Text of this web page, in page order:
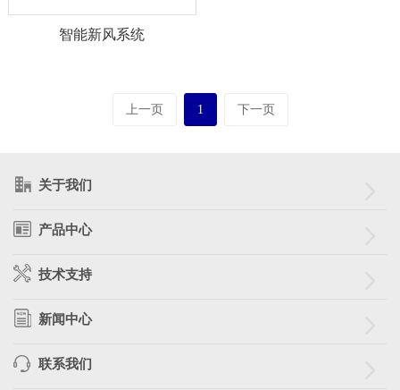
智能新风系统
上一页 1 下一页
关于我们
产品中心
技术支持
新闻中心
联系我们